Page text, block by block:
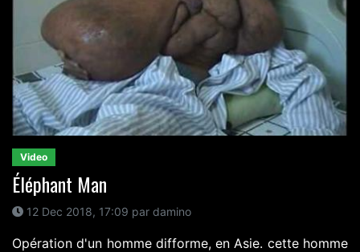
Video
Éléphant Man
12 Dec 2018, 17:09 par damino
Opération d'un homme difforme, en Asie. cette homme